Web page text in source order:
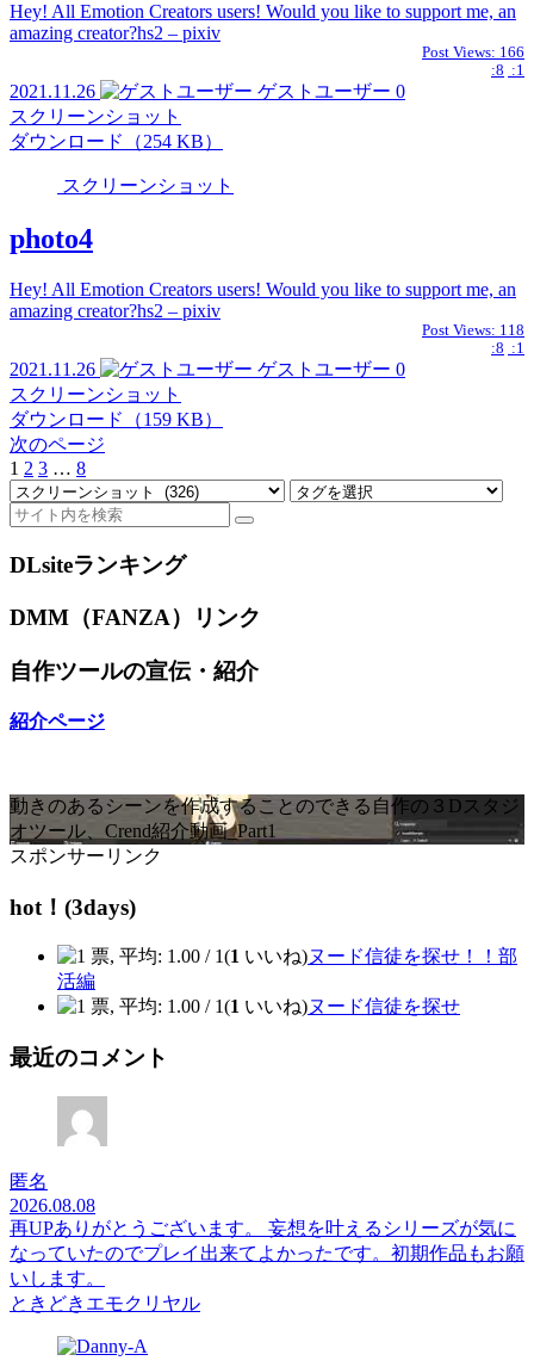
Hey! All Emotion Creators users! Would you like to support me, an
amazing creator?hs2 – pixiv
Post Views: 166
:8 :1
2021.11.26 ゲストユーザー 0
スクリーンショット
ダウンロード（254 KB）
スクリーンショット
photo4
Hey! All Emotion Creators users! Would you like to support me, an
amazing creator?hs2 – pixiv
Post Views: 118
:8 :1
2021.11.26 ゲストユーザー 0
スクリーンショット
ダウンロード（159 KB）
次のページ
1 2 3 … 8
DLsiteランキング
DMM（FANZA）リンク
自作ツールの宣伝・紹介
紹介ページ
動きのあるシーンを作成することのできる自作の３Dスタジ
オツール、Crend紹介動画_Part1
スポンサーリンク
hot！(3days)
(1 いいね)ヌード信徒を探せ！！部
活編
(1 いいね)ヌード信徒を探せ
最近のコメント
匿名
2026.08.08
再UPありがとうございます。 妄想を叶えるシリーズが気に
なっていたのでプレイ出来てよかったです。初期作品もお願
いします。
ときどきエモクリヤル